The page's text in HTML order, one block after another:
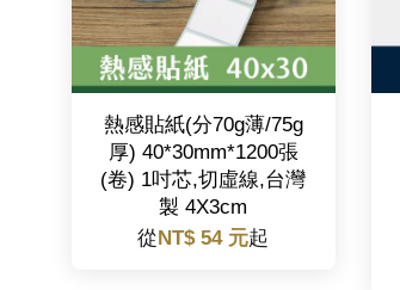
熱感貼紙(分70g薄/75g
厚) 40*30mm*1200張
(卷) 1吋芯,切虛線,台灣
製 4X3cm
從 NT$ 54 元起